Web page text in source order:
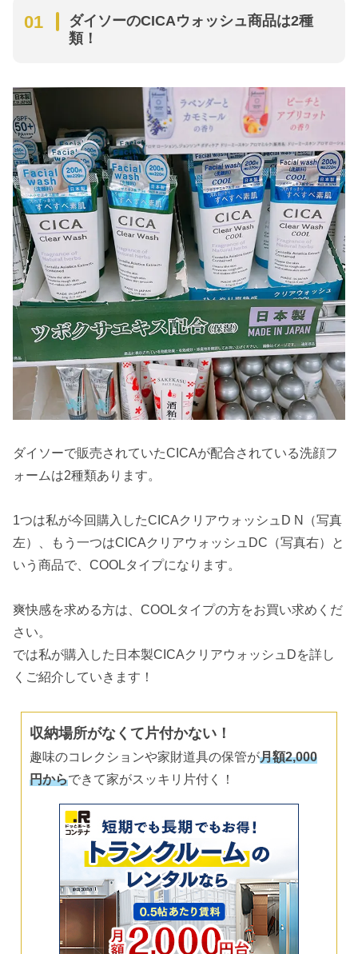
ダイソーのCICAウォッシュ商品は2種
類！
ダイソーで販売されていたCICAが配合されている洗顔フ
ォームは2種類あります。
1つは私が今回購入したCICAクリアウォッシュD N（写真
左）、もう一つは​​CICAクリアウォッシュDC（写真右）と
いう商品で、COOLタイプになります。
爽快感を求める方は、COOLタイプの方をお買い求めくだ
さい。
では私が購入した日本製CICAクリアウォッシュDを詳し
くご紹介していきます！
収納場所がなくて片付かない！
趣味のコレクションや家財道具の保管が月額2,000
円からできて家がスッキリ片付く！